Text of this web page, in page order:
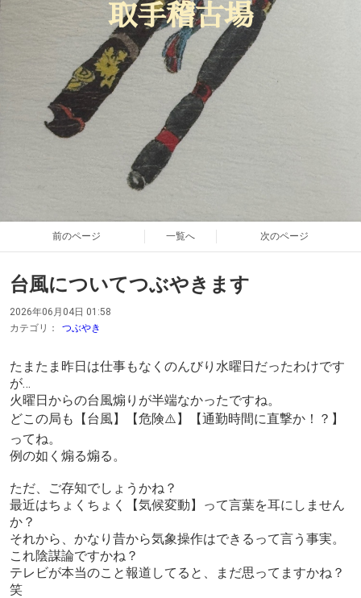
取手稽古場
前のページ 一覧へ 次のページ
台風についてつぶやきます
2026年06月04日 01:58
カテゴリ：
つぶやき
たまたま昨日は仕事もなくのんびり水曜日だったわけです
が…
火曜日からの台風煽りが半端なかったですね。
どこの局も【台風】【危険⚠️】【通勤時間に直撃か！？】
ってね。
例の如く煽る煽る。
ただ、ご存知でしょうかね？
最近はちょくちょく【気候変動】って言葉を耳にしません
か？
それから、かなり昔から気象操作はできるって言う事実。
これ陰謀論ですかね？
テレビが本当のこと報道してると、まだ思ってますかね？
笑